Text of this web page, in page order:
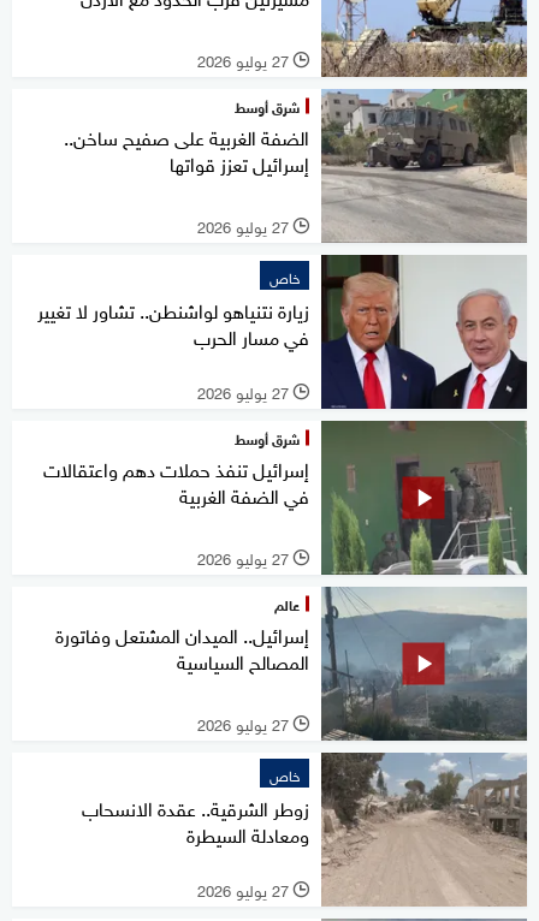
l 27 يوليو 2026
شرق أوسط
الضفة الغربية على صفيح ساخن..
إسرائيل تعزز قواتها
l 27 يوليو 2026
خاص
زيارة نتنياهو لواشنطن.. تشاور لا تغيير
في مسار الحرب
l 27 يوليو 2026
شرق أوسط
إسرائيل تنفذ حملات دهم واعتقالات
في الضفة الغربية
l 27 يوليو 2026
عالم
إسرائيل.. الميدان المشتعل وفاتورة
المصالح السياسية
l 27 يوليو 2026
خاص
زوطر الشرقية.. عقدة الانسحاب
ومعادلة السيطرة
l 27 يوليو 2026